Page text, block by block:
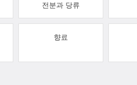
전분과 당류
향료